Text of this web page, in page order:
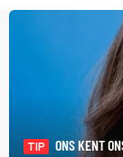
TIP
ONS KENT